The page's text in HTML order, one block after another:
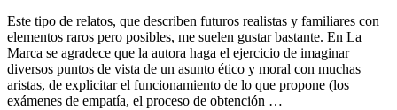
Este tipo de relatos, que describen futuros realistas y familiares con
elementos raros pero posibles, me suelen gustar bastante. En La
Marca se agradece que la autora haga el ejercicio de imaginar
diversos puntos de vista de un asunto ético y moral con muchas
aristas, de explicitar el funcionamiento de lo que propone (los
exámenes de empatía, el proceso de obtención …